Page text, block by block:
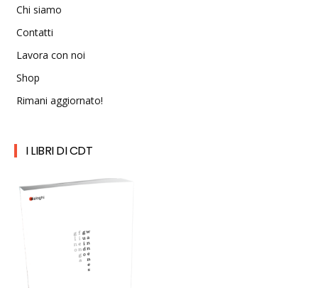
Chi siamo
Contatti
Lavora con noi
Shop
Rimani aggiornato!
I LIBRI DI CDT